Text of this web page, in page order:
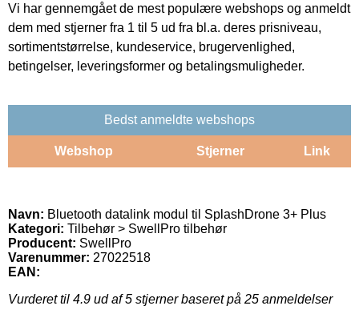
Vi har gennemgået de mest populære webshops og anmeldt
dem med stjerner fra 1 til 5 ud fra bl.a. deres prisniveau,
sortimentstørrelse, kundeservice, brugervenlighed,
betingelser, leveringsformer og betalingsmuligheder.
Bedst anmeldte webshops
Webshop Stjerner Link
Navn: Bluetooth datalink modul til SplashDrone 3+ Plus
Kategori: Tilbehør > SwellPro tilbehør
Producent: SwellPro
Varenummer: 27022518
EAN:
Vurderet til 4.9 ud af 5 stjerner baseret på 25 anmeldelser